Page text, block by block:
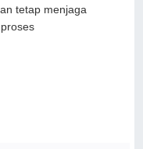
tetap menjaga